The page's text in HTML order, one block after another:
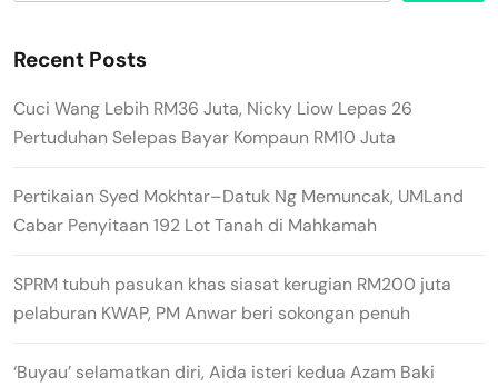
Recent Posts
Cuci Wang Lebih RM36 Juta, Nicky Liow Lepas 26
Pertuduhan Selepas Bayar Kompaun RM10 Juta
Pertikaian Syed Mokhtar–Datuk Ng Memuncak, UMLand
Cabar Penyitaan 192 Lot Tanah di Mahkamah
SPRM tubuh pasukan khas siasat kerugian RM200 juta
pelaburan KWAP, PM Anwar beri sokongan penuh
‘Buyau’ selamatkan diri, Aida isteri kedua Azam Baki